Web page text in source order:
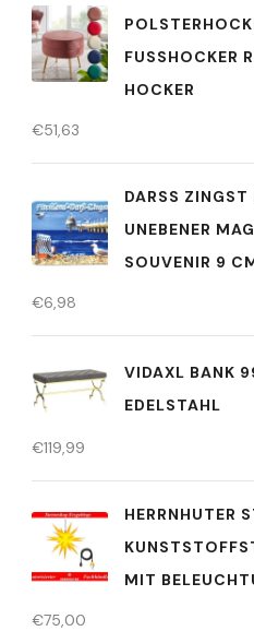
FUSSHOCKER
OCKER
€51,63
DARSS ZINGST
NEBENER
OUVENIR 9 CM
€6,98
VIDAXL BANK
EDELSTAHL
€119,99
HERRNHUTER
MIT
€75,00